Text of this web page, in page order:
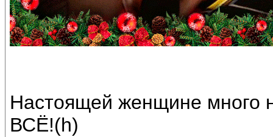
Настоящей женщине много
ВСЁ!(h)